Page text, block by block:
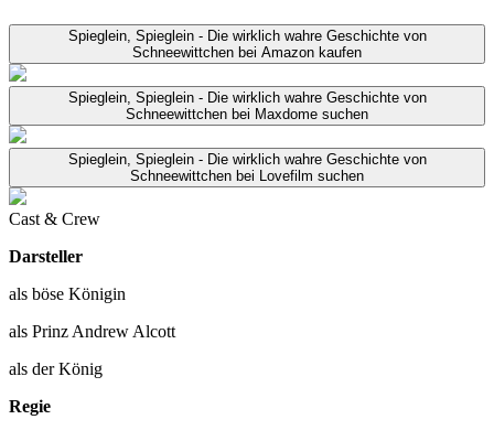
Spieglein, Spieglein - Die wirklich wahre Geschichte von
Schneewittchen bei Amazon kaufen
Spieglein, Spieglein - Die wirklich wahre Geschichte von
Schneewittchen bei Maxdome suchen
Spieglein, Spieglein - Die wirklich wahre Geschichte von
Schneewittchen bei Lovefilm suchen
Cast & Crew
Darsteller
als böse Königin
als Prinz Andrew Alcott
als der König
Regie